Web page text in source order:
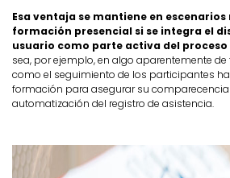
Esa ventaja se mantiene en
formación presencial si se integra el
usuario como parte activa del
sea, por ejemplo, en algo aparentemente
como el seguimiento de los participantes
formación para asegurar su
automatización del registro de asistencia.